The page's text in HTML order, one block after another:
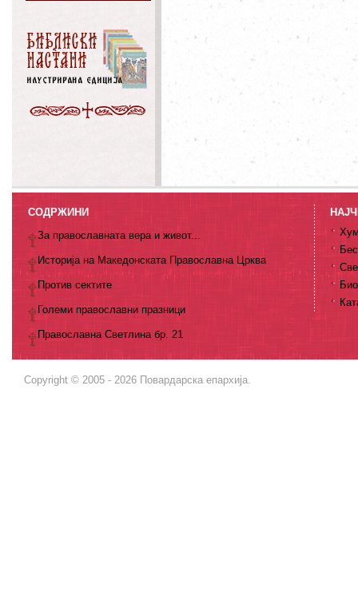
СОДРЖИНИ
За православната вера и живот...
Историја на Македонската Православна Црква
Против сектите
Големи православни празници
Православна Светлина бр. 21
Copyright © 2005 - 2026 Повардарска епархија.